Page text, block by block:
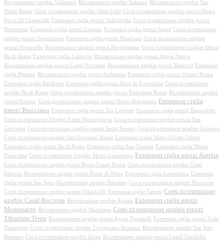
Ricostruzione unghie Vallerano Ricostruzione unghie Subiaco
Ricostruzione unghie San
Pietro Roma Corsi ricostruzione unghie Ostia Lido Corsi ricostruzione unghie prezzi Metro
Parco Di Centocelle
Extension ciglia prezzi Vallinfreda Corsi ricostruzione unghie prezzi
Prenestino
Extension ciglia prezzi Lariano Extension ciglia prezzi Segni Corsi ricostruzione
unghie prezzi Saracinesco
Extension ciglia prezzi Quadraro Corsi ricostruzione unghie
prezzi Fioranello
Ricostruzione unghie prezzi Borghesiana Corsi ricostruzione Unghie Metro
Re di Roma
Extension ciglia Ludovisi
Ricostruzione unghie prezzi Appia Nuova
Ricostruzione unghie prezzi Castel Porziano
Ricostruzione unghie prezzi Marconi
Extension
ciglia Pigneto
Ricostruzione unghie prezzi Ardeatina
Extension ciglia prezzi Verano Roma
Extension ciglia Pantheon
Extension ciglia prezzi Arco di Travertino Corsi ricostruzione
unghie Re di Roma Corsi ricostruzione unghie prezzi Tuscolana Roma
Ricostruzione unghie
prezzi Focene Corsi ricostruzione unghie prezzi Metro Bolognetta Extension ciglia
prezzi Bracciano
Extension ciglia prezzi Tor Carbone
Extension ciglia prezzi Bagnoletto
Corsi ricostruzione Unghie Fonte Meravigliosa Corsi ricostruzione unghie prezzi San
Giovanni Corsi ricostruzione unghie prezzi Santa Serena Corsi ricostruzione unghie Colosseo
Corsi ricostruzione unghie San Giovanni Roma
Extension ciglia Metro Grotte Celoni
Extension ciglia prezzi Re di Roma
Extension ciglia San Cesareo
Extension ciglia Metro
Finocchio Corsi ricostruzione Unghie Metro Laurentina Extension ciglia prezzi Aurelia
Corsi ricostruzione unghie prezzi Ponte Linari Roma Corsi ricostruzione unghie Casal
Palocco
Ricostruzione unghie prezzi Ponte di Nona Extension ciglia Laurentina
Extension
ciglia prezzi San Saba
Ricostruzione unghie Pinciano Corsi ricostruzione unghie Moricone
Corsi ricostruzione unghie prezzi Ostia Lido
Extension ciglia Talenti Corsi ricostruzione
unghie Casal Boccone
Ricostruzione unghie Agosta Extension ciglia prezzi
Montesacro
Ricostruzione unghie Manziana Corsi ricostruzione unghie prezzi
Tiburtino Terzo
Ricostruzione unghie prezzi Appio Pignatelli
Extension ciglia prezzi Viale
Trastevere Corsi ricostruzione unghie Trevignano Romano
Ricostruzione unghie San Vito
Romano Corsi ricostruzione unghie Jenne
Ricostruzione unghie prezzi Castel Gandolfo